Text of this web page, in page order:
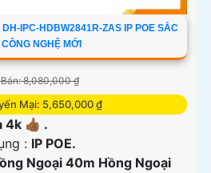
IPC-HDBW2841R-ZAS IP POE SẮC
CÔNG NGHỆ MỚI
8,080,000 ₫
Mại: 5,650,000 ₫
👍🏾 .
: IP POE.
Ngoại 40m Hồng Ngoại